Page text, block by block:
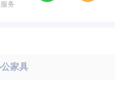
务
家具